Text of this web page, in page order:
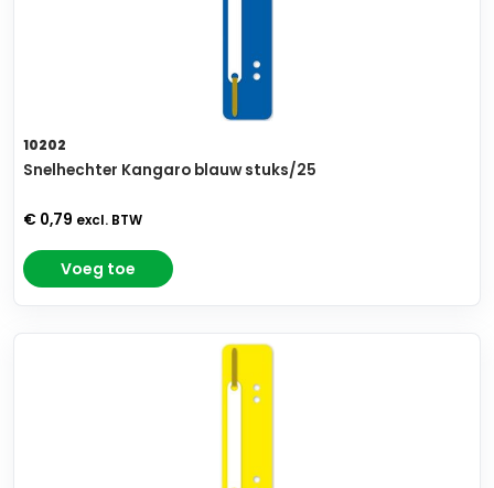
10202
Snelhechter Kangaro blauw stuks/25
€ 0,79 excl. BTW
Voeg toe